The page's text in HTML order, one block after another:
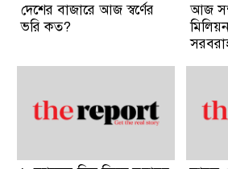
দেশের বাজারে আজ স্বর্ণের
ভরি কত?
আজ